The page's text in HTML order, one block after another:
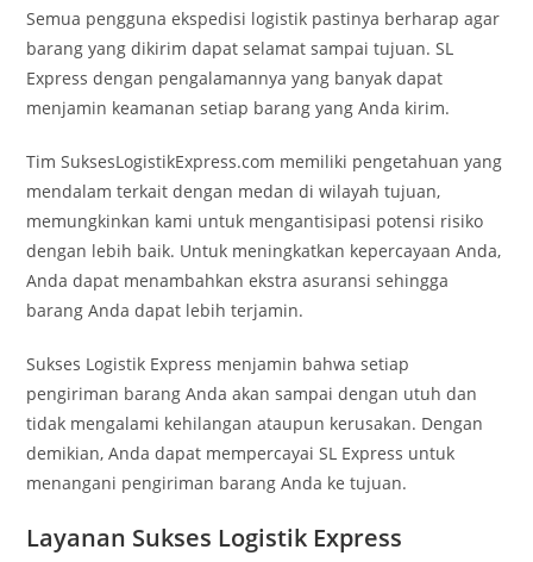
Semua pengguna ekspedisi logistik pastinya berharap agar
barang yang dikirim dapat selamat sampai tujuan. SL
Express dengan pengalamannya yang banyak dapat
menjamin keamanan setiap barang yang Anda kirim.
Tim SuksesLogistikExpress.com memiliki pengetahuan yang
mendalam terkait dengan medan di wilayah tujuan,
memungkinkan kami untuk mengantisipasi potensi risiko
dengan lebih baik. Untuk meningkatkan kepercayaan Anda,
Anda dapat menambahkan ekstra asuransi sehingga
barang Anda dapat lebih terjamin.
Sukses Logistik Express menjamin bahwa setiap
pengiriman barang Anda akan sampai dengan utuh dan
tidak mengalami kehilangan ataupun kerusakan. Dengan
demikian, Anda dapat mempercayai SL Express untuk
menangani pengiriman barang Anda ke tujuan.
Layanan Sukses Logistik Express